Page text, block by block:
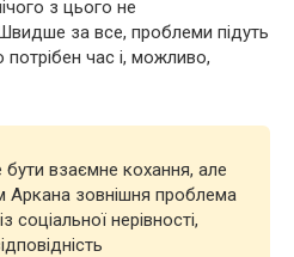
з цього не
за все, проблеми підуть
час і, можливо,
взаємне кохання, але
Аркана зовнішня проблема
соціальної нерівності,